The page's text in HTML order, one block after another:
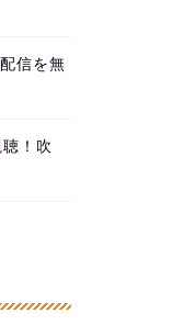
信を無
！吹